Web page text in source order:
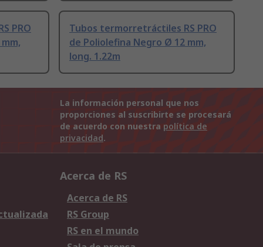
PRO
Tubos termorretráctiles RS PRO
de Poliolefina Negro Ø 12 mm,
long. 1.22m
La información personal que nos
proporciones al suscribirte se procesará
de acuerdo con nuestra política de
privacidad.
Acerca de RS
Acerca de RS
RS Group
RS en el mundo